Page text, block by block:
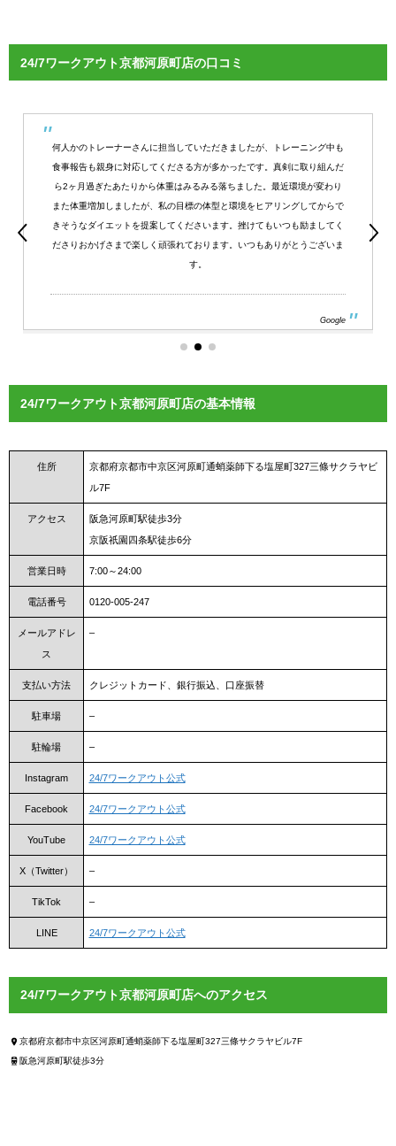
24/7ワークアウト京都河原町店の口コミ
何人かのトレーナーさんに担当していただきましたが、トレーニング中も
食事報告も親身に対応してくださる方が多かったです。真剣に取り組んだ
ら2ヶ月過ぎたあたりから体重はみるみる落ちました。最近環境が変わり
また体重増加しましたが、私の目標の体型と環境をヒアリングしてからで
きそうなダイエットを提案してくださいます。挫けてもいつも励ましてく
ださりおかげさまで楽しく頑張れております。いつもありがとうございま
す。
Google
24/7ワークアウト京都河原町店の基本情報
住所
京都府京都市中京区河原町通蛸薬師下る塩屋町327三條サクラヤビ
ル7F
アクセス
阪急河原町駅徒歩3分
京阪祇園四条駅徒歩6分
営業日時 7:00～24:00
電話番号 0120-005-247
メールアドレ
ス
–
支払い方法 クレジットカード、銀行振込、口座振替
駐車場 –
駐輪場 –
Instagram 24/7ワークアウト公式
Facebook 24/7ワークアウト公式
YouTube 24/7ワークアウト公式
X（Twitter） –
TikTok –
LINE 24/7ワークアウト公式
24/7ワークアウト京都河原町店へのアクセス
京都府京都市中京区河原町通蛸薬師下る塩屋町327三條サクラヤビル7F
阪急河原町駅徒歩3分